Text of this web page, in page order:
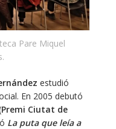
Pare Miquel
estudió
En 2005 debutó
Premi Ciutat de
La puta que leía a